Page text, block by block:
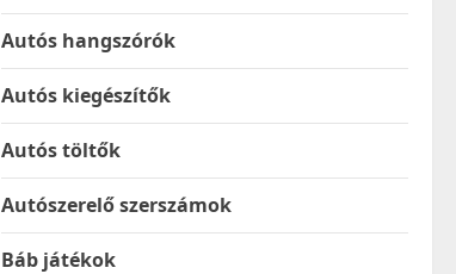
Autós hangszórók
Autós kiegészítők
Autós töltők
Autószerelő szerszámok
Báb játékok